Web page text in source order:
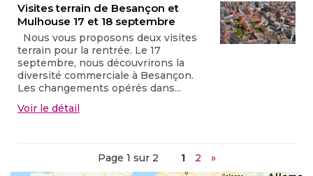
Visites terrain de Besançon et
Mulhouse 17 et 18 septembre
Nous vous proposons deux visites
terrain pour la rentrée. Le 17
septembre, nous découvrirons la
diversité commerciale à Besançon.
Les changements opérés dans...
Voir le détail
Page 1 sur 2 1 2 »